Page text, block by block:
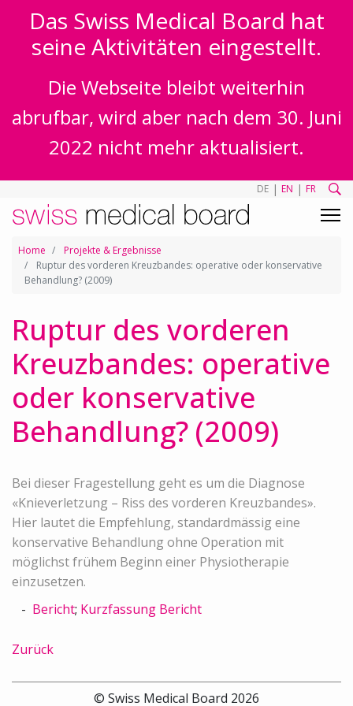
Das Swiss Medical Board hat
seine Aktivitäten eingestellt.
Die Webseite bleibt weiterhin
abrufbar, wird aber nach dem 30. Juni
2022 nicht mehr aktualisiert.
DE | EN | FR
Home
Projekte & Ergebnisse
Ruptur des vorderen Kreuzbandes: operative oder konservative
Behandlung? (2009)
Ruptur des vorderen
Kreuzbandes: operative
oder konservative
Behandlung? (2009)
Bei dieser Fragestellung geht es um die Diagnose
«Knieverletzung – Riss des vorderen Kreuzbandes».
Hier lautet die Empfehlung, standardmässig eine
konservative Behandlung ohne Operation mit
möglichst frühem Beginn einer Physiotherapie
einzusetzen.
Bericht; Kurzfassung Bericht
Zurück
© Swiss Medical Board 2026